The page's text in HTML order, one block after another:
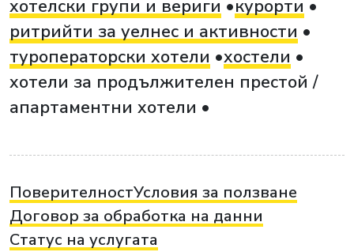
хотелски групи и вериги
курорти
ритрийти за уелнес и активности
туроператорски хотели
хостели
хотели за продължителен престой /
апартаментни хотели
ПоверителностУсловия за ползване
Договор за обработка на данни
Статус на услугата